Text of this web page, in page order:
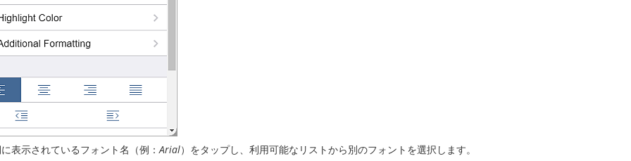
表示されているフォント名（例：Arial）をタップし、利用可能なリストから別のフォントを選択します。